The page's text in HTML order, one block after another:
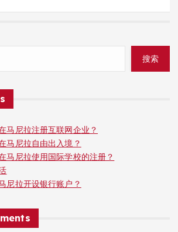
搜索
马尼拉注册互联网企业？
马尼拉自由出入境？
马尼拉使用国际学校的注册？
尼拉开设银行账户？